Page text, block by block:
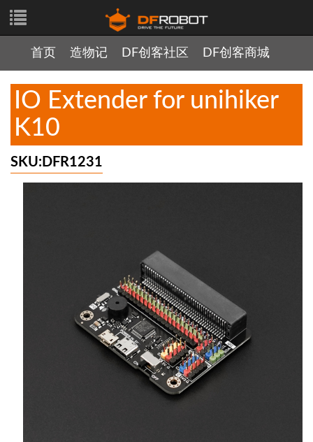
首页 造物记 DF创客社区 DF创客商城
IO Extender for unihiker
K10
SKU:DFR1231